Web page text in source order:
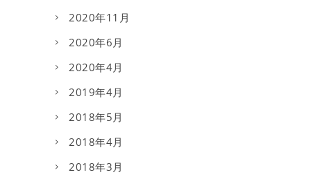
2020年11月
2020年6月
2020年4月
2019年4月
2018年5月
2018年4月
2018年3月